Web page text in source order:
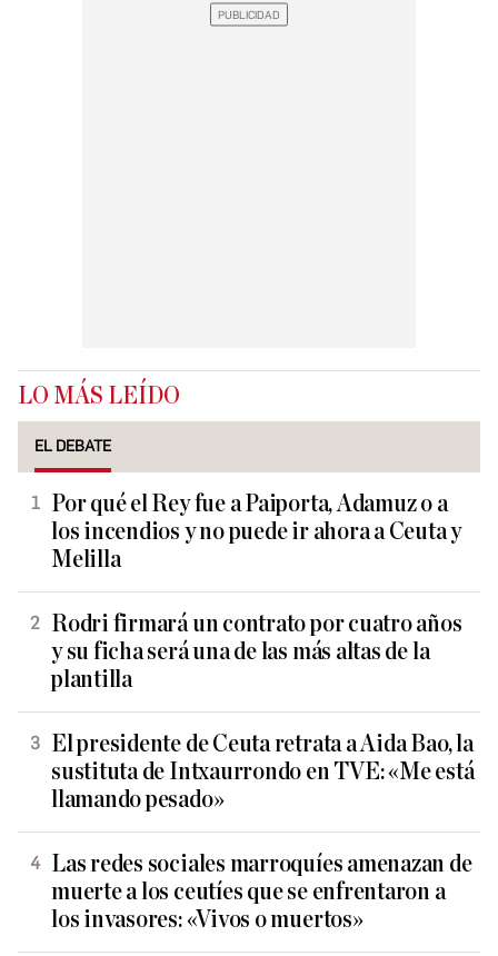
LO MÁS LEÍDO
EL DEBATE
Por qué el Rey fue a Paiporta, Adamuz o a
los incendios y no puede ir ahora a Ceuta y
Melilla
Rodri firmará un contrato por cuatro años
y su ficha será una de las más altas de la
plantilla
El presidente de Ceuta retrata a Aida Bao, la
sustituta de Intxaurrondo en TVE: «Me está
llamando pesado»
Las redes sociales marroquíes amenazan de
muerte a los ceutíes que se enfrentaron a
los invasores: «Vivos o muertos»